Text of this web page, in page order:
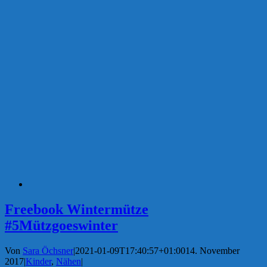
Freebook Wintermütze
#5Mützgoeswinter
Von Sara Öchsner|2021-01-09T17:40:57+01:0014. November
2017|Kinder, Nähen|